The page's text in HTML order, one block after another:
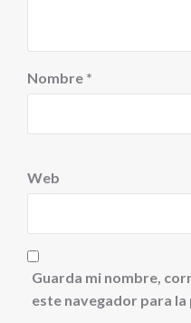
Nombre *
Web
Guarda mi nombre,
este navegador para